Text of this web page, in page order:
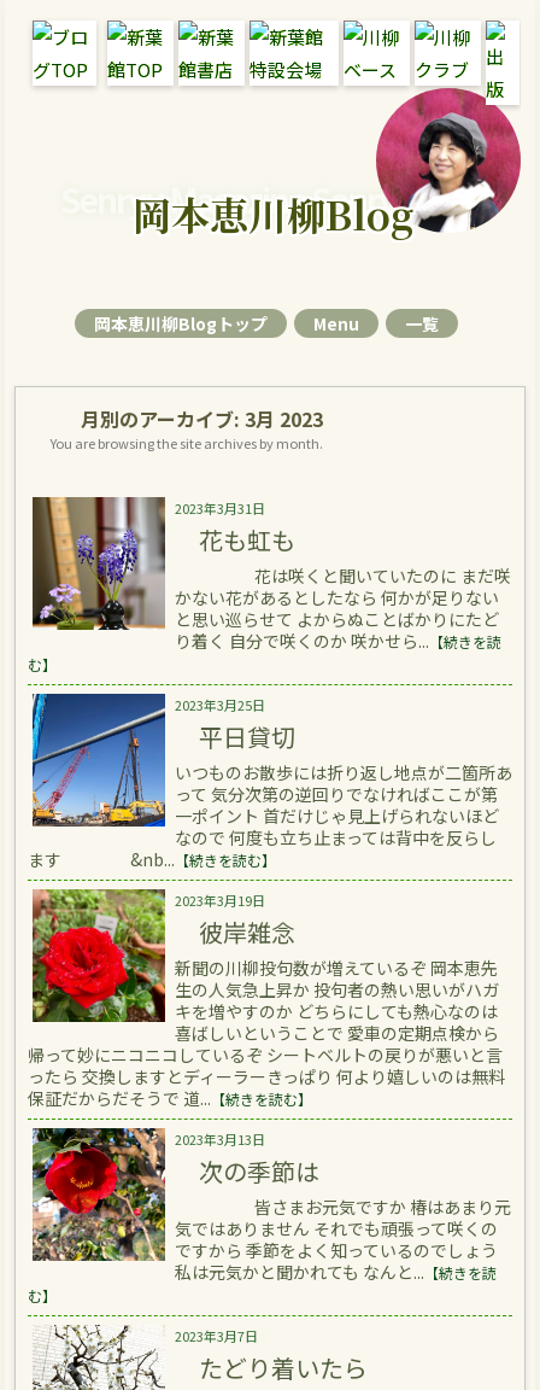
Senryu Magazine Senryu Blog
岡本恵川柳Blog
岡本恵川柳Blogトップ Menu 一覧
月別のアーカイブ: 3月 2023
You are browsing the site archives by month.
2023年3月31日
花も虹も
花は咲くと聞いていたのに まだ咲
かない花があるとしたなら 何かが足りない
と思い巡らせて よからぬことばかりにたど
り着く 自分で咲くのか 咲かせら... 【続きを読
む】
2023年3月25日
平日貸切
いつものお散歩には折り返し地点が二箇所あ
って 気分次第の逆回りでなければここが第
一ポイント 首だけじゃ見上げられないほど
なので 何度も立ち止まっては背中を反らし
ます &nb... 【続きを読む】
2023年3月19日
彼岸雑念
新聞の川柳投句数が増えているぞ 岡本恵先
生の人気急上昇か 投句者の熱い思いがハガ
キを増やすのか どちらにしても熱心なのは
喜ばしいということで 愛車の定期点検から
帰って妙にニコニコしているぞ シートベルトの戻りが悪いと言
ったら 交換しますとディーラーきっぱり 何より嬉しいのは無料
保証だからだそうで 道... 【続きを読む】
2023年3月13日
次の季節は
皆さまお元気ですか 椿はあまり元
気ではありません それでも頑張って咲くの
ですから 季節をよく知っているのでしょう
私は元気かと聞かれても なんと... 【続きを読
む】
2023年3月7日
たどり着いたら